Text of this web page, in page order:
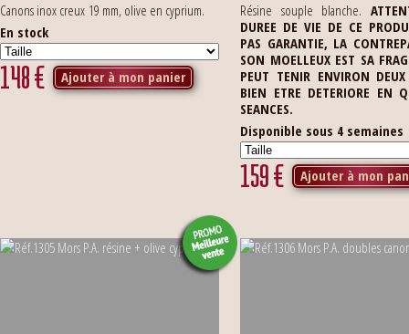
Canons inox creux 19 mm, olive en cyprium.
En stock
148€ Ajouter à mon panier
Résine souple blanche.
DUREE DE VIE DE CE
PAS GARANTIE, LA
SON MOELLEUX EST SA
PEUT TENIR ENVIRON
BIEN ETRE DETERIORE EN
SEANCES.
Disponible sous 4 semaines
159€ Ajouter à mon